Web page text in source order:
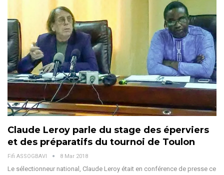
Claude Leroy parle du stage des éperviers
et des préparatifs du tournoi de Toulon
Fifi ASSOGBAVI 8 Mar 2018
Le sélectionneur national, Claude Leroy était en conférence de presse ce